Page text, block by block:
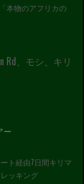
本物のアフリカの
Rd、モシ、キリ
ー
ト経由7日間キリマ
ッキング